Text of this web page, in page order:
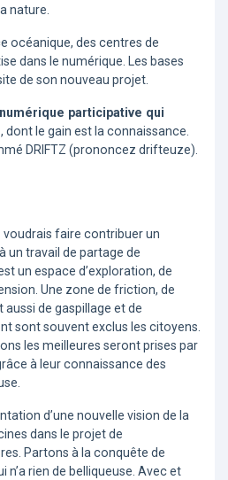
nature.
océanique, des centres de
dans le numérique. Les bases
de son nouveau projet.
participative qui
, dont le gain est la connaissance.
DRIFTZ (prononcez drifteuze).
voudrais faire contribuer un
un travail de partage de
un espace d’exploration, de
Une zone de friction, de
de gaspillage et de
sont souvent exclus les citoyens.
les meilleures seront prises par
à leur connaissance des
d’une nouvelle vision de la
dans le projet de
Partons à la conquête de
n’a rien de belliqueuse. Avec et